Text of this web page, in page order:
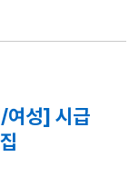
여성] 시급